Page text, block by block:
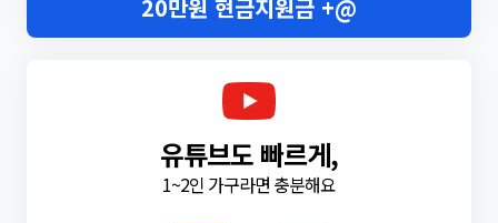
20만원 현금지원금 +@
유튜브도 빠르게,
1~2인 가구라면 충분해요